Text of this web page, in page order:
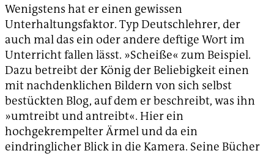
Wenigstens hat er einen gewissen
Unterhaltungsfaktor. Typ Deutschlehrer, der
auch mal das ein oder andere deftige Wort im
Unterricht fallen lässt. »Scheiße« zum Beispiel.
Dazu betreibt der König der Beliebigkeit einen
mit nachdenklichen Bildern von sich selbst
bestückten Blog, auf dem er beschreibt, was ihn
»umtreibt und antreibt«. Hier ein
hochgekrempelter Ärmel und da ein
eindringlicher Blick in die Kamera. Seine Bücher